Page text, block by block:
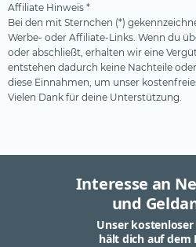
Affiliate Hinweis *
Bei den mit Sternchen (*)
Werbe- oder Affiliate-Links. Wenn du
oder abschließt, erhalten wir eine
entstehen dadurch keine Nachteile
diese Einnahmen, um unser
Vielen Dank für deine Unterstützung.
Interesse an
und
Unser
hält dich auf dem